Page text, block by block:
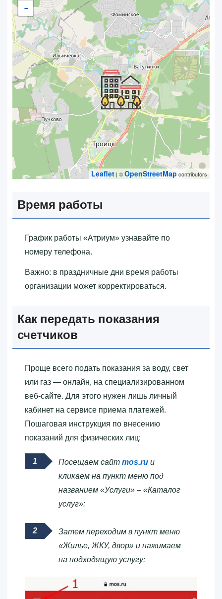
−
Leaflet | ©OpenStreetMap contributors
Время работы
График работы «‎Атриум»‎ узнавайте по
номеру телефона.
Важно: в праздничные дни время работы
организации может корректироваться.
Как передать показания
счетчиков
Проще всего подать показания за воду, свет
или газ — онлайн, на специализированном
веб-сайте. Для этого нужен лишь личный
кабинет на сервисе приема платежей.
Пошаговая инструкция по внесению
показаний для физических лиц:
Посещаем сайт mos.ru и
кликаем на пункт меню под
названием «Услуги» – «Каталог
услуг»:
Затем переходим в пункт меню
«Жилье, ЖКУ, двор» и нажимаем
на подходящую услугу: